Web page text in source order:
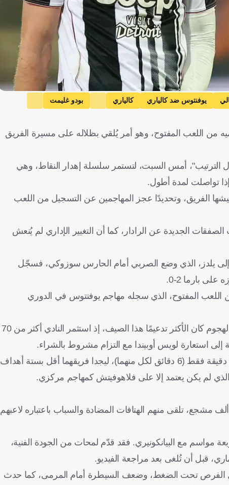
يوفنتوس ضد كالياري كالياري
بودو غليمت
من اللعب المفتوح، وهو أمر يُلقي بظلاله على مسيرة الفريق
الترتيب"، أمس السبت، لتستمر سلسلة إهدار النقاط، وهي
تواصلت لمدة أطول.
الفريق، وتحديدًا عجز المهاجمين عن التسجيل من اللعب
الجديدة عن الرادار، كما أن التغيير الإداري لم يُنعش
يلدز، الذي وضع الصربي أمام الحارس سوزوكي، فسجّل
الهدف هو الوحيد من اللعب المفتوح، الذي سجله مهاجم يوفنتوس في الدوري
وكان هذا كافيًا لدق ناقوس الخطر في كونتيناسا، لكن ما زاد الوضع سوءًا أن خط الهجوم كان الأكثر تدعيمًا هذا الصيف، إذ استثمر النادي أكثر من 70
إلى استعارة لويس أوبيندا مع التزام مشروط بالشراء.
وفي مباراة الأمس على ملعب أرتيميو فرانكي، شارك الوافدان الجديدان لمدة 12 دقيقة فقط (6 دقائق لكل منهما)، ليجدا فريقهما أقل بستة أهداف
لم يكن يعتمد إلا على فلاهوفيتش كمهاجم مركزي.
في ملعب الفيولا، واجه الصربي دوسان فلاهوفيتش ضغطًا جماهيريًا كبيرًا من 22 ألف مشجع، تلقى منهم الهتافات المضادة والسباب باعتباره لاعبهم
مواسم مع البيانكونيري. فقد قدّم لمحات من الجودة الفنية،
قبل أن تُلغى بعد مراجعة الفيديو.
الفرص تحت الضغط، وضعف السيطرة أمام المرمى، كما حدث